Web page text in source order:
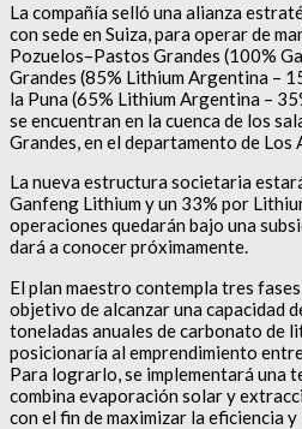
La compañía selló una alianza
con sede en Suiza, para operar de
Pozuelos–Pastos Grandes (100%
Grandes (85% Lithium Argentina –
la Puna (65% Lithium Argentina –
se encuentran en la cuenca de los
Grandes, en el departamento de Los
La nueva estructura societaria
Ganfeng Lithium y un 33% por
operaciones quedarán bajo una
dará a conocer próximamente.
El plan maestro contempla tres
objetivo de alcanzar una capacidad
toneladas anuales de carbonato de
posicionaría al emprendimiento
Para lograrlo, se implementará una
combina evaporación solar y
con el fin de maximizar la eficiencia y